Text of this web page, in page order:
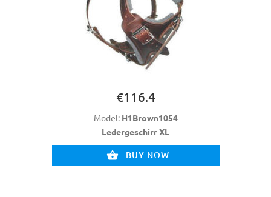
€116.4
Model: H1Brown1054
Ledergeschirr XL
BUY NOW